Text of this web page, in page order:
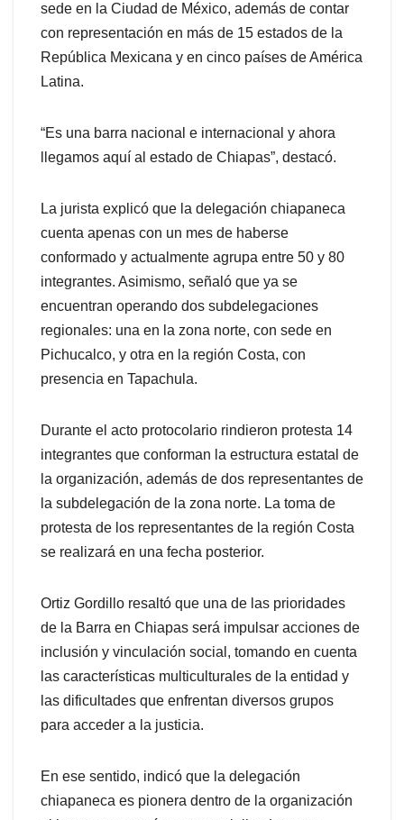
sede en la Ciudad de México, además de contar
con representación en más de 15 estados de la
República Mexicana y en cinco países de América
Latina.
“Es una barra nacional e internacional y ahora
llegamos aquí al estado de Chiapas”, destacó.
La jurista explicó que la delegación chiapaneca
cuenta apenas con un mes de haberse
conformado y actualmente agrupa entre 50 y 80
integrantes. Asimismo, señaló que ya se
encuentran operando dos subdelegaciones
regionales: una en la zona norte, con sede en
Pichucalco, y otra en la región Costa, con
presencia en Tapachula.
Durante el acto protocolario rindieron protesta 14
integrantes que conforman la estructura estatal de
la organización, además de dos representantes de
la subdelegación de la zona norte. La toma de
protesta de los representantes de la región Costa
se realizará en una fecha posterior.
Ortiz Gordillo resaltó que una de las prioridades
de la Barra en Chiapas será impulsar acciones de
inclusión y vinculación social, tomando en cuenta
las características multiculturales de la entidad y
las dificultades que enfrentan diversos grupos
para acceder a la justicia.
En ese sentido, indicó que la delegación
chiapaneca es pionera dentro de la organización